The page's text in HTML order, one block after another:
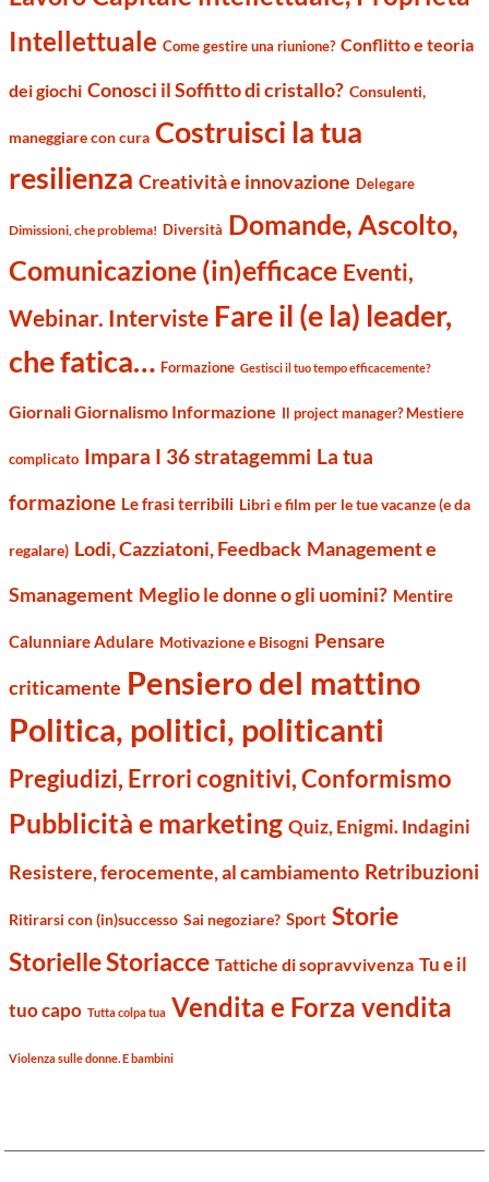
Intellettuale Come gestire una riunione? Conflitto e teoria
dei giochi Conosci il Soffitto di cristallo? Consulenti,
maneggiare con cura Costruisci la tua
resilienza Creatività e innovazione Delegare
Dimissioni, che problema! Diversità Domande, Ascolto,
Comunicazione (in)efficace Eventi,
Webinar. Interviste Fare il (e la) leader,
che fatica… Formazione Gestisci il tuo tempo efficacemente?
Giornali Giornalismo Informazione Il project manager? Mestiere
complicato Impara I 36 stratagemmi La tua
formazione Le frasi terribili Libri e film per le tue vacanze (e da
regalare) Lodi, Cazziatoni, Feedback Management e
Smanagement Meglio le donne o gli uomini? Mentire
Calunniare Adulare Motivazione e Bisogni Pensare
criticamente Pensiero del mattino
Politica, politici, politicanti
Pregiudizi, Errori cognitivi, Conformismo
Pubblicità e marketing Quiz, Enigmi. Indagini
Resistere, ferocemente, al cambiamento Retribuzioni
Ritirarsi con (in)successo Sai negoziare? Sport Storie
Storielle Storiacce Tattiche di sopravvivenza Tu e il
tuo capo Tutta colpa tua Vendita e Forza vendita
Violenza sulle donne. E bambini